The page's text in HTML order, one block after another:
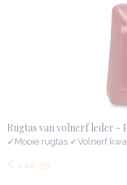
Rugtas van volnerf leder -
✓Mooie rugtas ✓Volnerf
€ 140,99